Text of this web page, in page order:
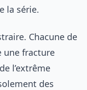
la série.
Chacune de
une fracture
l’extrême
des